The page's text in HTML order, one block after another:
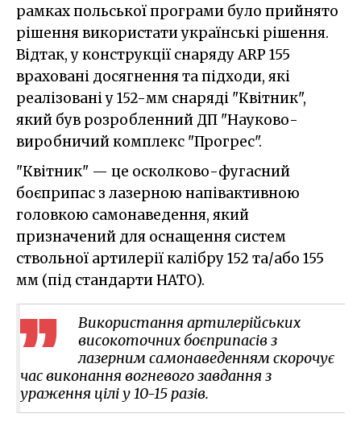
рамках польської програми було прийнято
рішення використати українські рішення.
Відтак, у конструкції снаряду ARP 155
враховані досягнення та підходи, які
реалізовані у 152-мм снаряді "Квітник",
який був розробленний ДП "Науково-
виробничий комплекс "Прогрес".
"Квітник" — це осколково-фугасний
боєприпас з лазерною напівактивною
головкою самонаведення, який
призначений для оснащення систем
ствольної артилерії калібру 152 та/або 155
мм (під стандарти НАТО).
Використання артилерійських
високоточних боєприпасів з
лазерним самонаведенням скорочує
час виконання вогневого завдання з
ураження цілі у 10-15 разів.